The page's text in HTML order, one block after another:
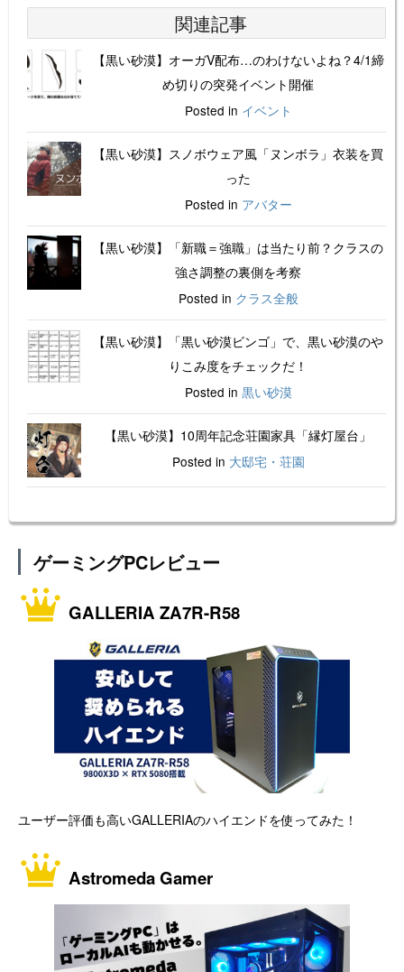
関連記事
【黒い砂漠】オーガV配布…のわけないよね？4/1締
め切りの突発イベント開催
Posted in イベント
【黒い砂漠】スノボウェア風「ヌンボラ」衣装を買
った
Posted in アバター
【黒い砂漠】「新職＝強職」は当たり前？クラスの
強さ調整の裏側を考察
Posted in クラス全般
【黒い砂漠】「黒い砂漠ビンゴ」で、黒い砂漠のや
りこみ度をチェックだ！
Posted in 黒い砂漠
【黒い砂漠】10周年記念荘園家具「縁灯屋台」
Posted in 大邸宅・荘園
ゲーミングPCレビュー
GALLERIA ZA7R-R58
ユーザー評価も高いGALLERIAのハイエンドを使ってみた！
Astromeda Gamer